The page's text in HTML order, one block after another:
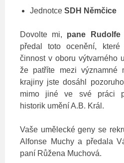
Jednotce SDH Němčice
Dovolte mi, pane Rudolfe
předal toto ocenění,
činnost v oboru výtvarného
že patříte mezi významné
krajiny jste dosáhl
mimo jiné ve své práci
historik umění A.B. Král.
Vaše umělecké geny se
Alfonse Muchy a předala
paní Růžena Muchová.